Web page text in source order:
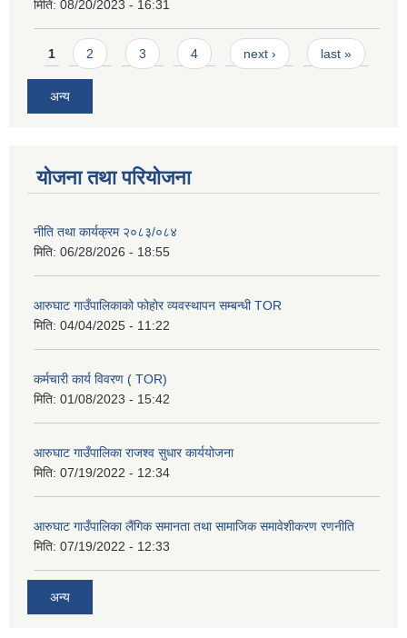
मिति: 08/20/2023 - 16:31
Pages
1 2 3 4 next › last »
अन्य
योजना तथा परियोजना
नीति तथा कार्यक्रम २०८३/०८४
मिति: 06/28/2026 - 18:55
आरुघाट गाउँपालिकाको फोहोर व्यवस्थापन सम्बन्धी TOR
मिति: 04/04/2025 - 11:22
कर्मचारी कार्य विवरण ( TOR)
मिति: 01/08/2023 - 15:42
आरुघाट गाउँपालिका राजश्व सुधार कार्ययोजना
मिति: 07/19/2022 - 12:34
आरुघाट गाउँपालिका लैंगिक समानता तथा सामाजिक समावेशीकरण रणनीति
मिति: 07/19/2022 - 12:33
अन्य